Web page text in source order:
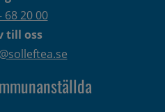
68 20 00
till oss